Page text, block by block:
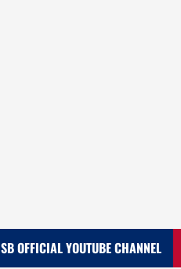
SB OFFICIAL YOUTUBE CHANNEL